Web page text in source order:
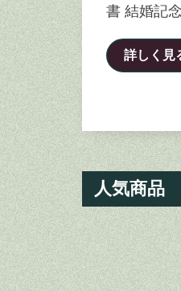
書 結婚記
詳しく見
人気商品